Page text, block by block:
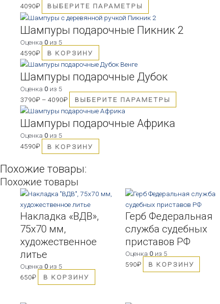
4090₽ ВЫБЕРИТЕ ПАРАМЕТРЫ
Шампуры подарочные Пикник 2
Оценка 0 из 5
4590₽ В КОРЗИНУ
Шампуры подарочные Дубок
Оценка 0 из 5
3790₽ –4090₽ ВЫБЕРИТЕ ПАРАМЕТРЫ
вариаций.
Шампуры подарочные Африка
Оценка 0 из 5
4590₽ В КОРЗИНУ
Похожие товары:
Похожие товары
Накладка «ВДВ»,
75х70 мм,
художественное
литье
Оценка 0 из 5
650₽ В КОРЗИНУ
Герб Федеральная
служба судебных
приставов РФ
Оценка 0из 5
590₽ В КОРЗИНУ